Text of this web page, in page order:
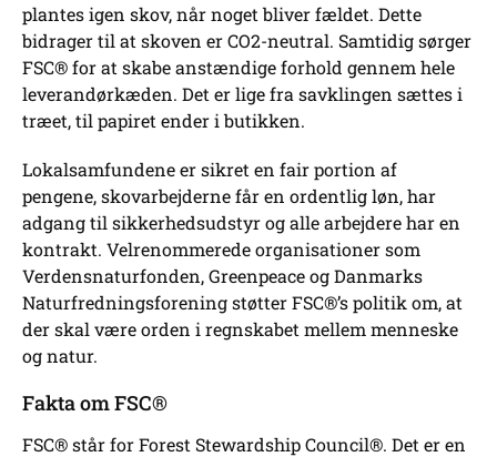
plantes igen skov, når noget bliver fældet. Dette
bidrager til at skoven er CO2-neutral. Samtidig sørger
FSC® for at skabe anstændige forhold gennem hele
leverandørkæden. Det er lige fra savklingen sættes i
træet, til papiret ender i butikken.
Lokalsamfundene er sikret en fair portion af
pengene, skovarbejderne får en ordentlig løn, har
adgang til sikkerhedsudstyr og alle arbejdere har en
kontrakt. Velrenommerede organisationer som
Verdensnaturfonden, Greenpeace og Danmarks
Naturfredningsforening støtter FSC®’s politik om, at
der skal være orden i regnskabet mellem menneske
og natur.
Fakta om FSC®
FSC® står for Forest Stewardship Council®. Det er en